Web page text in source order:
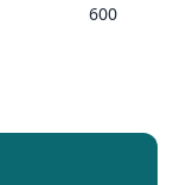
600